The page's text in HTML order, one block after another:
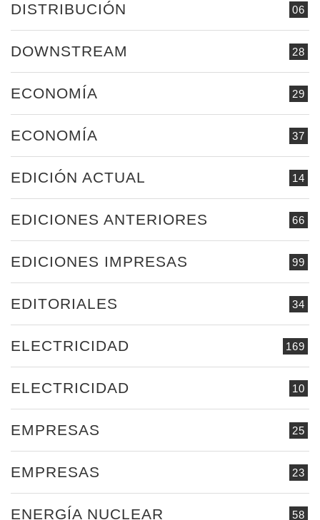
06
DISTRIBUCIÓN
28
DOWNSTREAM
29
ECONOMÍA
37
ECONOMÍA
14
EDICIÓN ACTUAL
66
EDICIONES ANTERIORES
99
EDICIONES IMPRESAS
34
EDITORIALES
169
ELECTRICIDAD
10
ELECTRICIDAD
25
EMPRESAS
23
EMPRESAS
58
ENERGÍA NUCLEAR